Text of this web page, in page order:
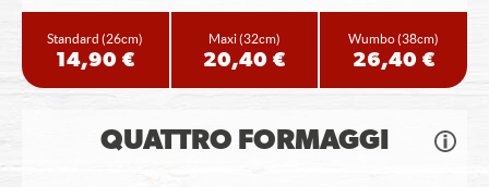
Standard(26cm)
14,90 €
Maxi(32cm)
20,40 €
Wumbo(38cm)
26,40 €
QUATTRO FORMAGGI